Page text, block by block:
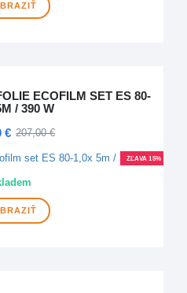
ECOFILM SET ES 80-
/ 390 W
€ 207,00 €
ZĽAVA 15%